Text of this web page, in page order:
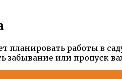
планировать работы в
забывание или пропуск